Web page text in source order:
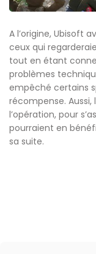
A l’origine, Ubisoft
ceux qui
tout en étant
problèmes
empêché certains
récompense.
l’opération, pour
pourraient en
sa suite.